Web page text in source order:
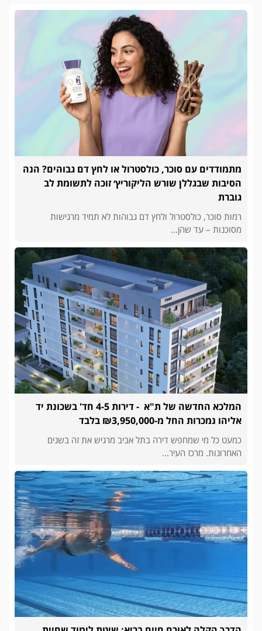
מתמודדים עם סוכר, כולסטרול או לחץ דם גבוהים? הנה
הסיבות שבגללן שורש הליקוריץ׳ זוכה לתשומת לב
גוברת
רמות סוכר, כולסטרול ולחץ דם גבוהות לא תמיד מרגישות
מסוכנות – עד שהן...
המלכא החדשה של ת"א - דירות 4-5 חד' בשכונת יד
אליהו נמכרות החל מ-₪3,950,000 בלבד
כמעט כל מי שמחפש דירה בתל אביב מרגיש את זה בשנים
האחרונות. מרכז העיר...